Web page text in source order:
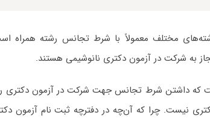
مختلف معمولاً با شرط تجانس رشته همراه
به شرکت در آزمون دکتری نانوشیمی هستند.
که داشتن شرط تجانس جهت شرکت در آزمون دکتری
نیست. چرا که آن‌چه در دفترچه ثبت نام آزمون